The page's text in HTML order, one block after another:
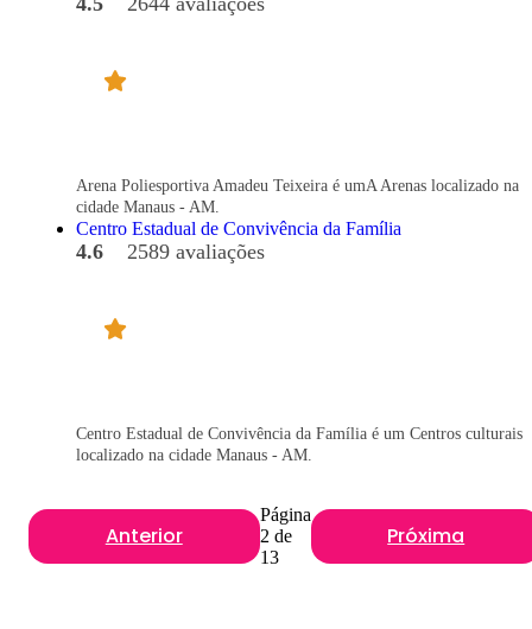
Arena Poliesportiva Amadeu Teixeira é umA Arenas localizado na
cidade Manaus - AM.
Centro Estadual de Convivência da Família
4.6 2589 avaliações
Centro Estadual de Convivência da Família é um Centros culturais
localizado na cidade Manaus - AM.
Anterior
Página
2 de
13
Próxima